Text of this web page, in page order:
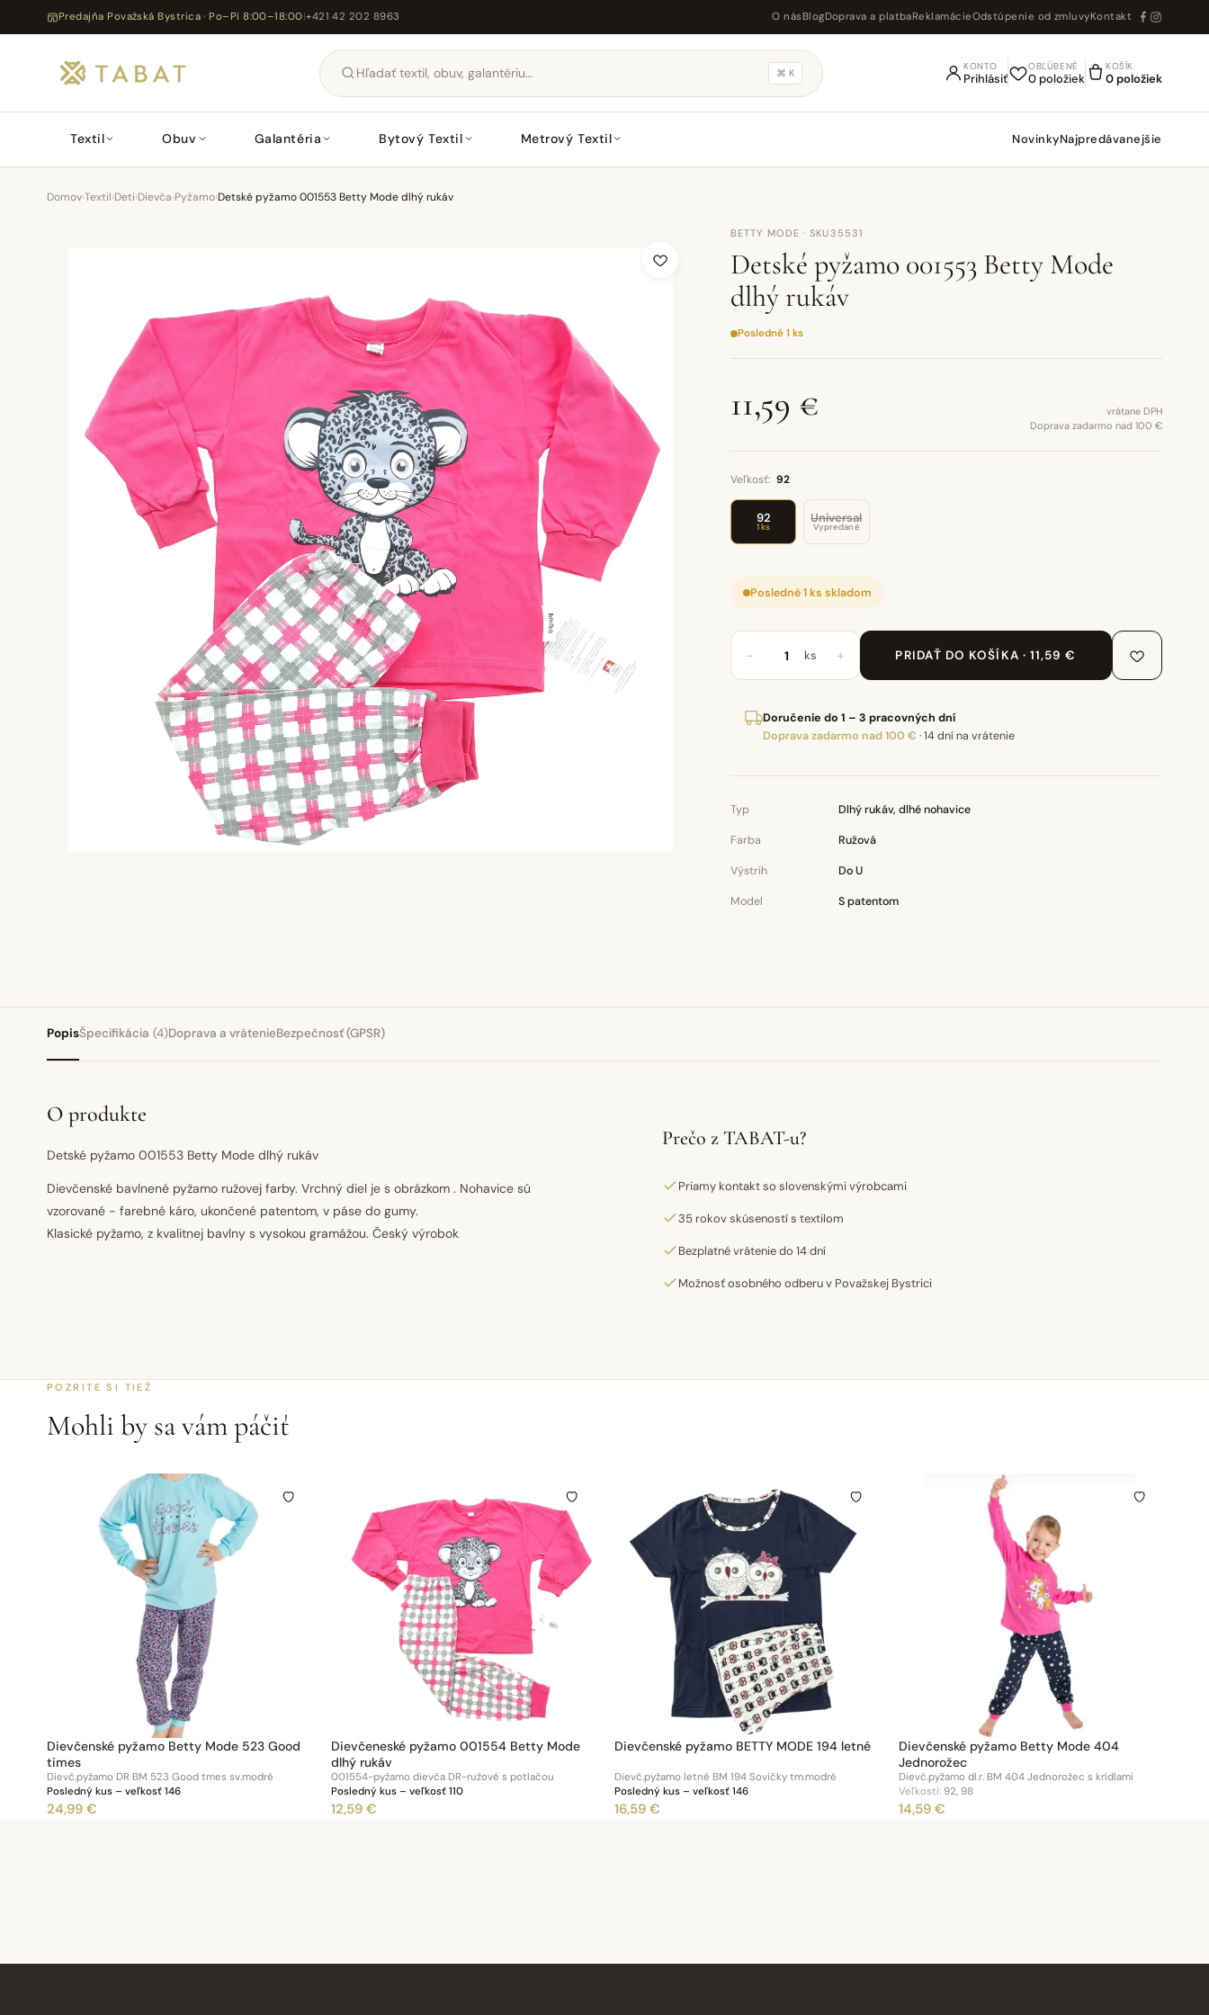
Predajňa Považská Bystrica · Po–Pi 8:00–18:00|+421 42 202 8963 O nás BlogDoprava a platbaReklamácieOdstúpenie od zmluvyKontakt
⌘ K
KONTO
Prihlásiť
OBĽÚBENÉ
0 položiek
KOŠÍK
0 položiek
Textil Obuv Galantéria Bytový Textil Metrový Textil NovinkyNajpredávanejšie
Domov›Textil›Deti›Dievča›Pyžamo›Detské pyžamo 001553 Betty Mode dlhý rukáv
BETTY MODE · SKU35531
Detské pyžamo 001553 Betty Mode
dlhý rukáv
Posledné 1 ks
11,59 €
vrátane DPH
Doprava zadarmo nad 100 €
Veľkosť: 92
92
1 ks
Universal
Vypredané
Posledné 1 ks skladom
− ks + PRIDAŤ DO KOŠÍKA · 11,59 €
Doručenie do 1 – 3 pracovných dní
Doprava zadarmo nad 100 € ·14 dní na vrátenie
Typ Dlhý rukáv, dlhé nohavice
Farba Ružová
Výstrih Do U
Model S patentom
PopisŠpecifikácia (4)Doprava a vrátenieBezpečnosť (GPSR)
O produkte
Detské pyžamo 001553 Betty Mode dlhý rukáv
Dievčenské bavlnené pyžamo ružovej farby. Vrchný diel je s obrázkom . Nohavice sú
vzorované - farebné káro, ukončené patentom, v páse do gumy.
Klasické pyžamo, z kvalitnej bavlny s vysokou gramážou. Český výrobok
Prečo z TABAT-u?
Priamy kontakt so slovenskými výrobcami
35 rokov skúseností s textilom
Bezplatné vrátenie do 14 dní
Možnosť osobného odberu v Považskej Bystrici
POZRITE SI TIEŽ
Mohli by sa vám páčiť
Dievčenské pyžamo Betty Mode 523 Good
times
Dievč.pyžamo DR BM 523 Good tmes sv.modré
Posledný kus – veľkosť 146
24,99 €
Dievčeneské pyžamo 001554 Betty Mode
dlhý rukáv
001554-pyžamo dievča DR-ružové s potlačou
Posledný kus – veľkosť 110
12,59 €
Dievčenské pyžamo BETTY MODE 194 letné
Dievč.pyžamo letné BM 194 Sovičky tm.modré
Posledný kus – veľkosť 146
16,59 €
Dievčenské pyžamo Betty Mode 404
Jednorožec
Dievč.pyžamo dl.r. BM 404 Jednorožec s krídlami
Veľkosti:92, 98
14,59 €